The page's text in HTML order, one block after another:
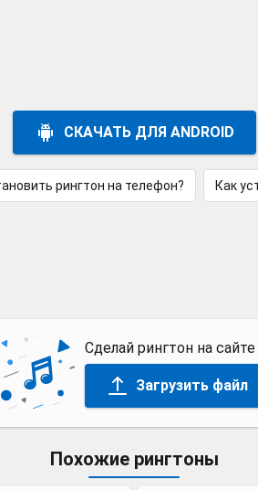
СКАЧАТЬ ДЛЯ ANDROID
рингтон на телефон? Как
Сделай рингтон на сайте
Загрузить файл
Похожие рингтоны